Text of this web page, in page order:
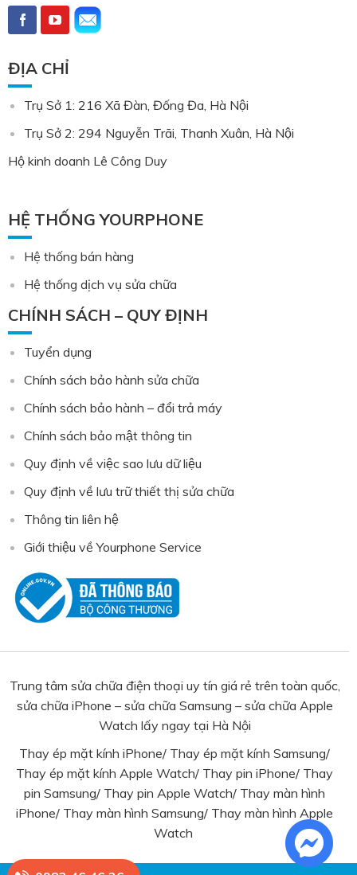
ĐỊA CHỈ
Trụ Sở 1: 216 Xã Đàn, Đống Đa, Hà Nội
Trụ Sở 2: 294 Nguyễn Trãi, Thanh Xuân, Hà Nội
Hộ kinh doanh Lê Công Duy
HỆ THỐNG YOURPHONE
Hệ thống bán hàng
Hệ thống dịch vụ sửa chữa
CHÍNH SÁCH – QUY ĐỊNH
Tuyển dụng
Chính sách bảo hành sửa chữa
Chính sách bảo hành – đổi trả máy
Chính sách bảo mật thông tin
Quy định về việc sao lưu dữ liệu
Quy định về lưu trữ thiết thị sửa chữa
Thông tin liên hệ
Giới thiệu về Yourphone Service
Trung tâm sửa chữa điện thoại uy tín giá rẻ trên toàn quốc,
sửa chữa iPhone – sửa chữa Samsung – sửa chữa Apple
Watch lấy ngay tại Hà Nội
Thay ép mặt kính iPhone/ Thay ép mặt kính Samsung/
Thay ép mặt kính Apple Watch/ Thay pin iPhone/ Thay
pin Samsung/ Thay pin Apple Watch/ Thay màn hình
iPhone/ Thay màn hình Samsung/ Thay màn hình Apple
Watch